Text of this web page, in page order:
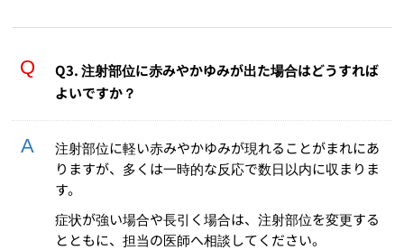
Q3. 注射部位に赤みやかゆみが出た場合はどうすれば
よいですか？
注射部位に軽い赤みやかゆみが現れることがまれにあ
りますが、多くは一時的な反応で数日以内に収まりま
す。
症状が強い場合や長引く場合は、注射部位を変更する
とともに、担当の医師へ相談してください。